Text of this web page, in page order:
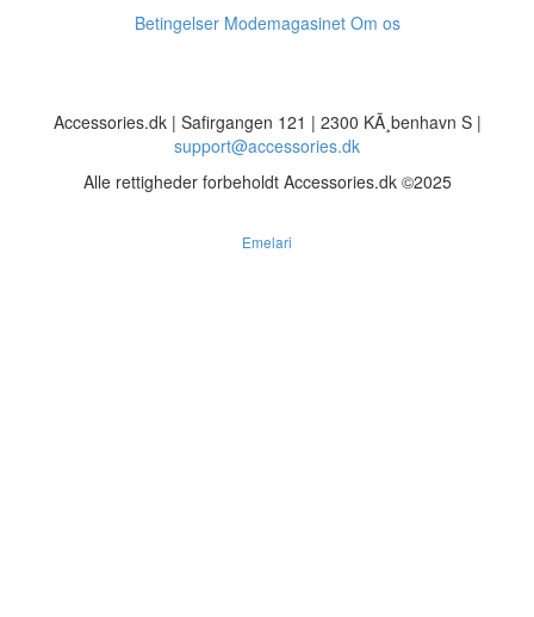
Betingelser Modemagasinet Om os
Accessories.dk | Safirgangen 121 | 2300 KÃ¸benhavn S |
support@accessories.dk
Alle rettigheder forbeholdt Accessories.dk ©2025
Emelari